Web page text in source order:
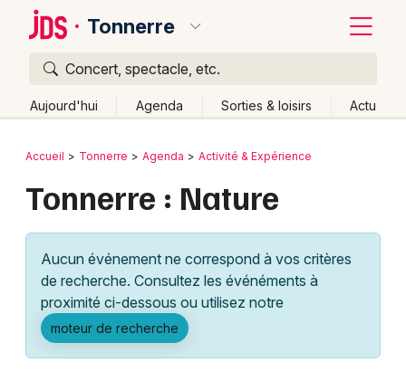
Tonnerre
Concert, spectacle, etc.
Aujourd'hui Agenda Sorties & loisirs Actu
Publier un événement
Grands événements
Activité & Expérience
Manifestations
Bordeaux
Lille
Lyon
Marseille
Retour
Accueil Tonnerre Agenda Activité & Expérience
Tonnerre : Nature
Aucun événement ne correspond à vos critères
de recherche. Consultez les événéments à
proximité ci-dessous ou utilisez notre
moteur de recherche
Quoi ?
Où ?
Partout
Près de moi Changer de lieu
Quand ?
Ce week-end